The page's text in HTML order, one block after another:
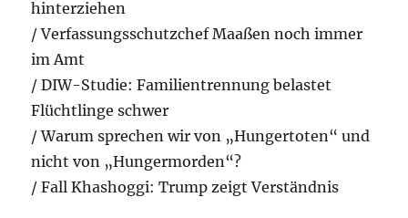
hinterziehen
/ Verfassungsschutzchef Maaßen noch immer
im Amt
/ DIW-Studie: Familientrennung belastet
Flüchtlinge schwer
/ Warum sprechen wir von „Hungertoten“ und
nicht von „Hungermorden“?
/ Fall Khashoggi: Trump zeigt Verständnis